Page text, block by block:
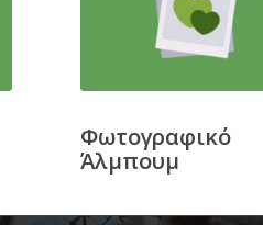
Φωτογραφικό
Άλμπουμ